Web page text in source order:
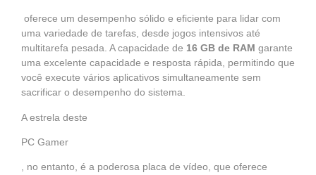
oferece um desempenho sólido e eficiente para lidar com
uma variedade de tarefas, desde jogos intensivos até
multitarefa pesada. A capacidade de 16 GB de RAM garante
uma excelente capacidade e resposta rápida, permitindo que
você execute vários aplicativos simultaneamente sem
sacrificar o desempenho do sistema.
A estrela deste
PC Gamer
, no entanto, é a poderosa placa de vídeo, que oferece